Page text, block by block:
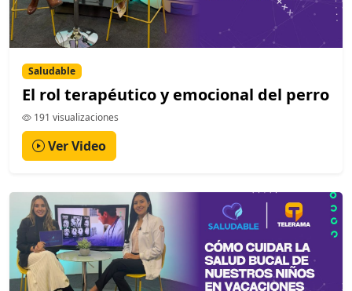
Saludable
El rol terapéutico y emocional del perro
191 visualizaciones
Ver Video